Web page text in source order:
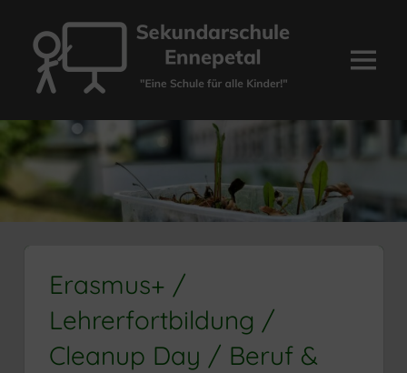
Inhalt
springen
Sekundarschule
Ennepetal
Menü
Erasmus+ /
Lehrerfortbildung /
Cleanup Day / Beruf &